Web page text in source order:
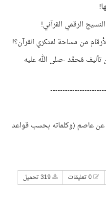
الرقمي القرآني!
من مساحة لمنكري القرآن؟!
تأليف مُحمَّد -صلى الله عليه
عاصم (وكلماته بحسب قواعد